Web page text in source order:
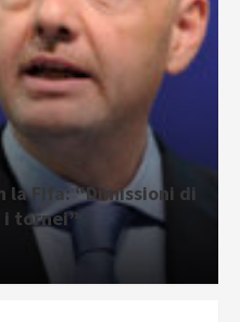
la Fifa: “Dimissioni di
i tornei”